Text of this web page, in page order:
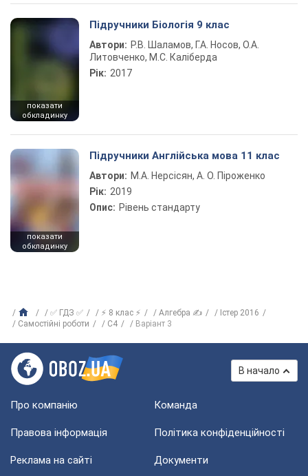
показати
обкладинку
Підручники Біологія 9 клас
Автори: Р.В. Шаламов, Г.А. Носов, О.А.
Литовченко, М.С. Каліберда
Рік: 2017
показати
обкладинку
Підручники Англійська мова 11 клас
Автори: М.А. Нерсісян, А. О. Піроженко
Рік: 2019
Опис: Рівень стандарту
✅ ГДЗ ✅ ⚡ 8 клас ⚡ Алгебра ✍
Істер 2016
Самостійні роботи
С4 Варіант 3
В начало
Про компанію Команда
Правова інформація Політика конфіденційності
Реклама на сайті Документи